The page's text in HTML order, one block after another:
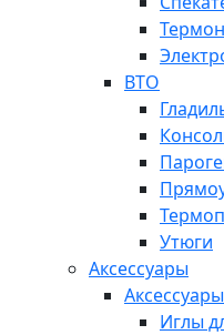
ВТО
Утюги
Аксессуары
Иглы